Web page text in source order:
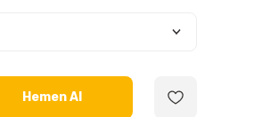
Hemen Al